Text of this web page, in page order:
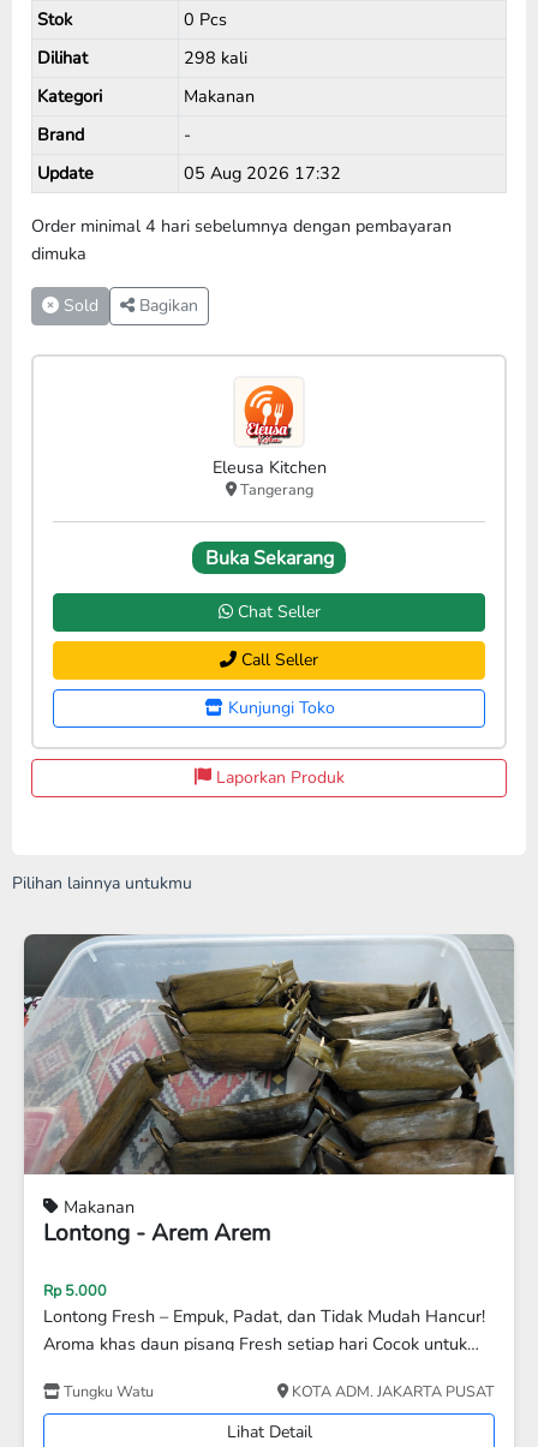
Stok
0 Pcs
Dilihat
298 kali
Kategori
Makanan
Brand
-
Update
05 Aug 2026 17:32
Order minimal 4 hari sebelumnya dengan pembayaran
dimuka
Sold Bagikan
Eleusa Kitchen
Tangerang
Buka Sekarang
Chat Seller
Call Seller
Kunjungi Toko
Laporkan Produk
Pilihan lainnya untukmu
Disc 4%
Makanan
Nasi Box
Rp 26.000
Nasi Box Temu Tamu Terbuat dari Bahan-bahan yang
Fress dan berkualitas, sehingga menjadikan Nasi Box
Temu Tamu KOTA TANGERANG
Lihat Detail